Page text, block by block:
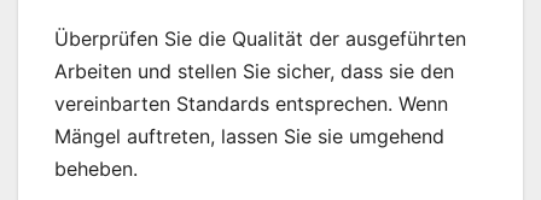
Überprüfen Sie die Qualität der ausgeführten
Arbeiten und stellen Sie sicher, dass sie den
vereinbarten Standards entsprechen. Wenn
Mängel auftreten, lassen Sie sie umgehend
beheben.